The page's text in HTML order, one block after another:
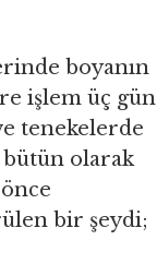
boyanın
işlem üç gün
tenekelerde
bütün olarak
bir şeydi;